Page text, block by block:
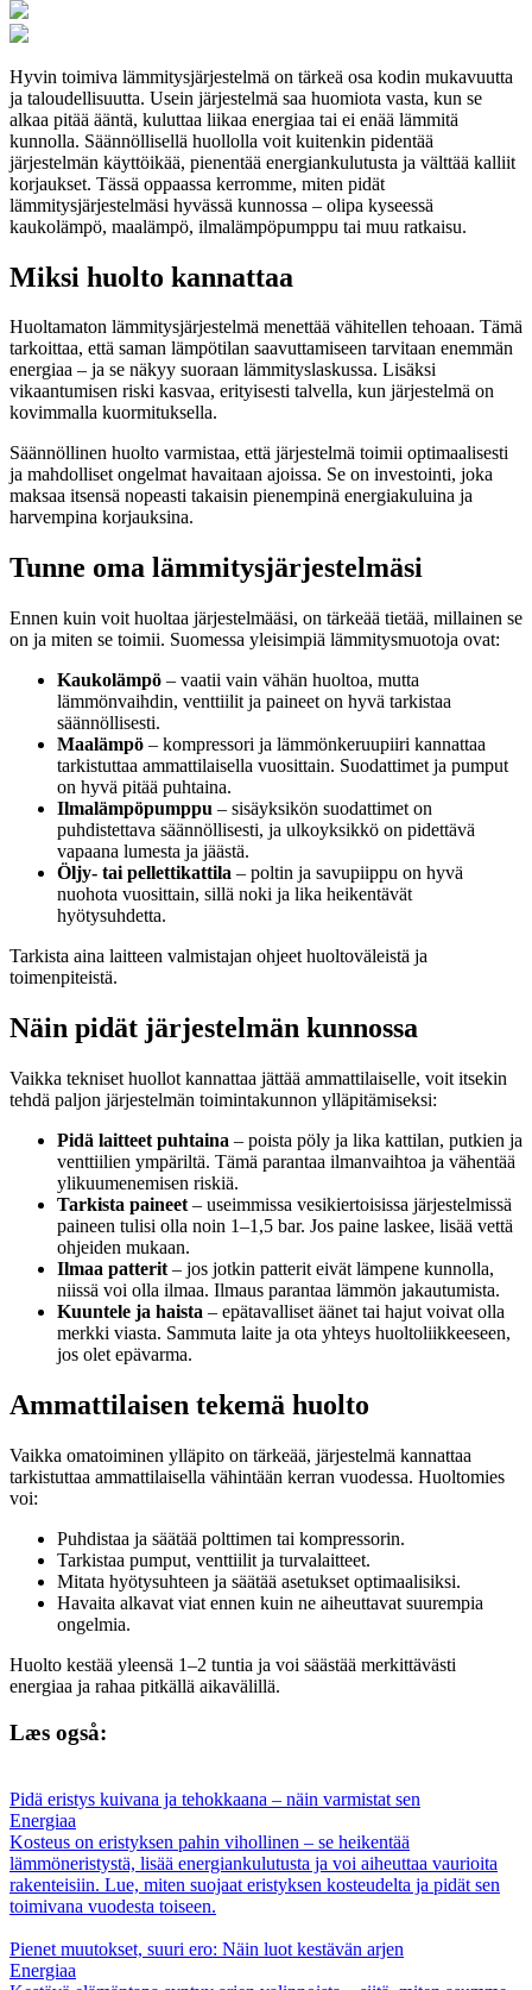
Hyvin toimiva lämmitysjärjestelmä on tärkeä osa kodin mukavuutta
ja taloudellisuutta. Usein järjestelmä saa huomiota vasta, kun se
alkaa pitää ääntä, kuluttaa liikaa energiaa tai ei enää lämmitä
kunnolla. Säännöllisellä huollolla voit kuitenkin pidentää
järjestelmän käyttöikää, pienentää energiankulutusta ja välttää kalliit
korjaukset. Tässä oppaassa kerromme, miten pidät
lämmitysjärjestelmäsi hyvässä kunnossa – olipa kyseessä
kaukolämpö, maalämpö, ilmalämpöpumppu tai muu ratkaisu.
Miksi huolto kannattaa
Huoltamaton lämmitysjärjestelmä menettää vähitellen tehoaan. Tämä
tarkoittaa, että saman lämpötilan saavuttamiseen tarvitaan enemmän
energiaa – ja se näkyy suoraan lämmityslaskussa. Lisäksi
vikaantumisen riski kasvaa, erityisesti talvella, kun järjestelmä on
kovimmalla kuormituksella.
Säännöllinen huolto varmistaa, että järjestelmä toimii optimaalisesti
ja mahdolliset ongelmat havaitaan ajoissa. Se on investointi, joka
maksaa itsensä nopeasti takaisin pienempinä energiakuluina ja
harvempina korjauksina.
Tunne oma lämmitysjärjestelmäsi
Ennen kuin voit huoltaa järjestelmääsi, on tärkeää tietää, millainen se
on ja miten se toimii. Suomessa yleisimpiä lämmitysmuotoja ovat:
Kaukolämpö – vaatii vain vähän huoltoa, mutta
lämmönvaihdin, venttiilit ja paineet on hyvä tarkistaa
säännöllisesti.
Maalämpö – kompressori ja lämmönkeruupiiri kannattaa
tarkistuttaa ammattilaisella vuosittain. Suodattimet ja pumput
on hyvä pitää puhtaina.
Ilmalämpöpumppu – sisäyksikön suodattimet on
puhdistettava säännöllisesti, ja ulkoyksikkö on pidettävä
vapaana lumesta ja jäästä.
Öljy- tai pellettikattila – poltin ja savupiippu on hyvä
nuohota vuosittain, sillä noki ja lika heikentävät
hyötysuhdetta.
Tarkista aina laitteen valmistajan ohjeet huoltoväleistä ja
toimenpiteistä.
Näin pidät järjestelmän kunnossa
Vaikka tekniset huollot kannattaa jättää ammattilaiselle, voit itsekin
tehdä paljon järjestelmän toimintakunnon ylläpitämiseksi:
Pidä laitteet puhtaina – poista pöly ja lika kattilan, putkien ja
venttiilien ympäriltä. Tämä parantaa ilmanvaihtoa ja vähentää
ylikuumenemisen riskiä.
Tarkista paineet – useimmissa vesikiertoisissa järjestelmissä
paineen tulisi olla noin 1–1,5 bar. Jos paine laskee, lisää vettä
ohjeiden mukaan.
Ilmaa patterit – jos jotkin patterit eivät lämpene kunnolla,
niissä voi olla ilmaa. Ilmaus parantaa lämmön jakautumista.
Kuuntele ja haista – epätavalliset äänet tai hajut voivat olla
merkki viasta. Sammuta laite ja ota yhteys huoltoliikkeeseen,
jos olet epävarma.
Ammattilaisen tekemä huolto
Vaikka omatoiminen ylläpito on tärkeää, järjestelmä kannattaa
tarkistuttaa ammattilaisella vähintään kerran vuodessa. Huoltomies
voi:
Puhdistaa ja säätää polttimen tai kompressorin.
Tarkistaa pumput, venttiilit ja turvalaitteet.
Mitata hyötysuhteen ja säätää asetukset optimaalisiksi.
Havaita alkavat viat ennen kuin ne aiheuttavat suurempia
ongelmia.
Huolto kestää yleensä 1–2 tuntia ja voi säästää merkittävästi
energiaa ja rahaa pitkällä aikavälillä.
Læs også:
Pidä eristys kuivana ja tehokkaana – näin varmistat sen
Energiaa
Kosteus on eristyksen pahin vihollinen – se heikentää
lämmöneristystä, lisää energiankulutusta ja voi aiheuttaa vaurioita
rakenteisiin. Lue, miten suojaat eristyksen kosteudelta ja pidät sen
toimivana vuodesta toiseen.
Pienet muutokset, suuri ero: Näin luot kestävän arjen
Energiaa